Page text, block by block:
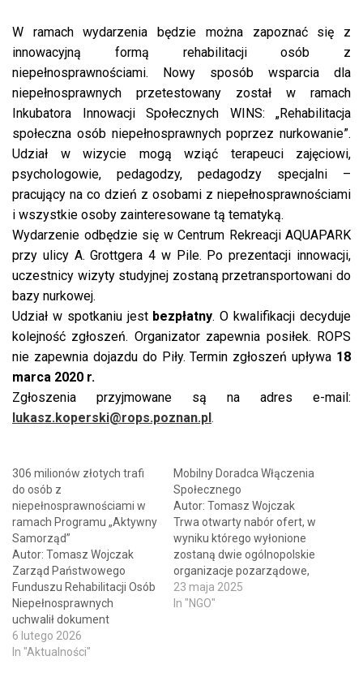
W ramach wydarzenia będzie można zapoznać się z
innowacyjną formą rehabilitacji osób z
niepełnosprawnościami. Nowy sposób wsparcia dla
niepełnosprawnych przetestowany został w ramach
Inkubatora Innowacji Społecznych WINS: „Rehabilitacja
społeczna osób niepełnosprawnych poprzez nurkowanie”.
Udział w wizycie mogą wziąć terapeuci zajęciowi,
psychologowie, pedagodzy, pedagodzy specjalni –
pracujący na co dzień z osobami z niepełnosprawnościami
i wszystkie osoby zainteresowane tą tematyką.
Wydarzenie odbędzie się w Centrum Rekreacji AQUAPARK
przy ulicy A. Grottgera 4 w Pile. Po prezentacji innowacji,
uczestnicy wizyty studyjnej zostaną przetransportowani do
bazy nurkowej.
Udział w spotkaniu jest bezpłatny. O kwalifikacji decyduje
kolejność zgłoszeń. Organizator zapewnia posiłek. ROPS
nie zapewnia dojazdu do Piły. Termin zgłoszeń upływa 18
marca 2020 r.
Zgłoszenia przyjmowane są na adres e-mail:
lukasz.koperski@rops.poznan.pl.
306 milionów złotych trafi
do osób z
niepełnosprawnościami w
ramach Programu „Aktywny
Samorząd”
Autor: Tomasz Wojczak
Zarząd Państwowego
Funduszu Rehabilitacji Osób
Niepełnosprawnych
uchwalił dokument
określający Kierunki działań
oraz warunki brzegowe
6 lutego 2026
In "Aktualności"
Mobilny Doradca Włączenia
Społecznego
Autor: Tomasz Wojczak
Trwa otwarty nabór ofert, w
wyniku którego wyłonione
zostaną dwie ogólnopolskie
organizacje pozarządowe,
które wraz z Państwowym
Funduszem Rehabilitacji
23 maja 2025
In "NGO"